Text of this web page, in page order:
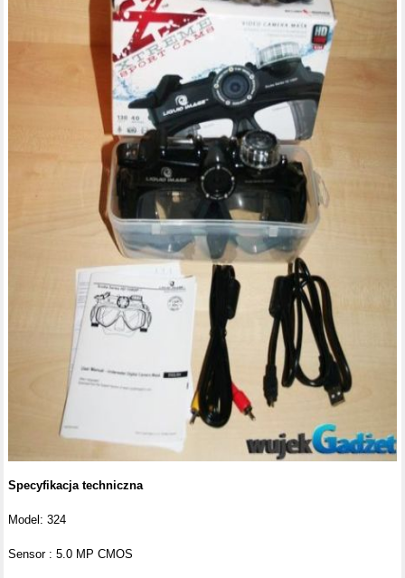
Specyfikacja techniczna
Model: 324
Sensor : 5.0 MP CMOS